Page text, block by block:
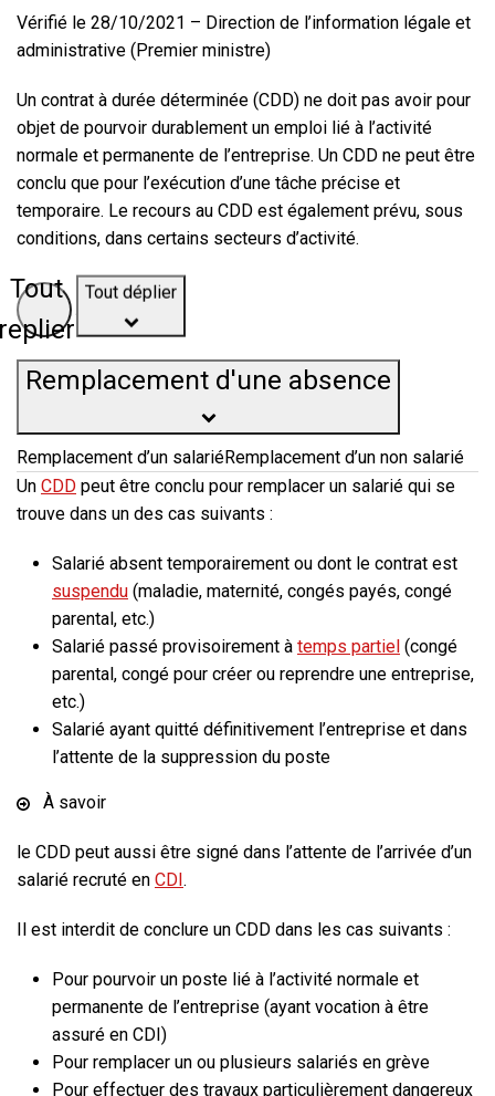
Vérifié le 28/10/2021 – Direction de l’information légale et
administrative (Premier ministre)
Un contrat à durée déterminée (CDD) ne doit pas avoir pour
objet de pourvoir durablement un emploi lié à l’activité
normale et permanente de l’entreprise. Un CDD ne peut être
conclu que pour l’exécution d’une tâche précise et
temporaire. Le recours au CDD est également prévu, sous
conditions, dans certains secteurs d’activité.
Tout
Tout déplier
Remplacement d'une absence
Remplacement d’un salariéRemplacement d’un non salarié
Un CDD peut être conclu pour remplacer un salarié qui se
trouve dans un des cas suivants :
Salarié absent temporairement ou dont le contrat est
suspendu (maladie, maternité, congés payés, congé
parental, etc.)
Salarié passé provisoirement à temps partiel (congé
parental, congé pour créer ou reprendre une entreprise,
etc.)
Salarié ayant quitté définitivement l’entreprise et dans
l’attente de la suppression du poste
À savoir
le CDD peut aussi être signé dans l’attente de l’arrivée d’un
salarié recruté en CDI .
Il est interdit de conclure un CDD dans les cas suivants :
Pour pourvoir un poste lié à l’activité normale et
permanente de l’entreprise (ayant vocation à être
assuré en CDI)
Pour remplacer un ou plusieurs salariés en grève
Pour effectuer des travaux particulièrement dangereux